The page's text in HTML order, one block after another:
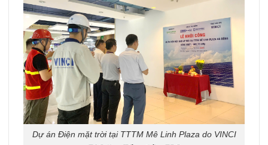
Dự án Điện mặt trời tại TTTM Mê Linh Plaza do VINCI